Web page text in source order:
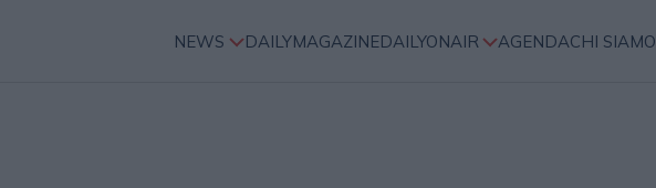
NEWS DAILYMAGAZINEDAILYONAIR AGENDACHI SIAMO